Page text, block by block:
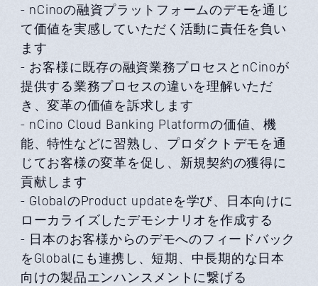
- nCinoの融資プラットフォームのデモを通じ
て価値を実感していただく活動に責任を負い
ます
- お客様に既存の融資業務プロセスとnCinoが
提供する業務プロセスの違いを理解いただ
き、変革の価値を訴求します
- nCino Cloud Banking Platformの価値、機
能、特性などに習熟し、プロダクトデモを通
じてお客様の変革を促し、新規契約の獲得に
貢献します
- GlobalのProduct updateを学び、日本向けに
ローカライズしたデモシナリオを作成する
- 日本のお客様からのデモへのフィードバック
をGlobalにも連携し、短期、中長期的な日本
向けの製品エンハンスメントに繋げる